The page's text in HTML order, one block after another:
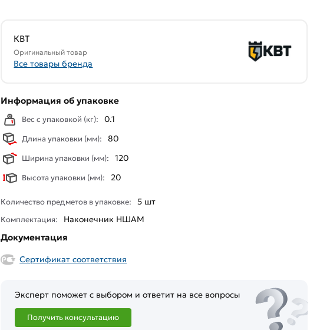
КВТ
Оригинальный товар
Все товары бренда
Информация об упаковке
Вес с упаковкой (кг): 0.1
Длина упаковки (мм): 80
Ширина упаковки (мм): 120
Высота упаковки (мм): 20
Количество предметов в упаковке: 5 шт
Комплектация: Наконечник НШАМ
Документация
Сертификат соответствия
Эксперт поможет с выбором и ответит на все вопросы
Получить консультацию